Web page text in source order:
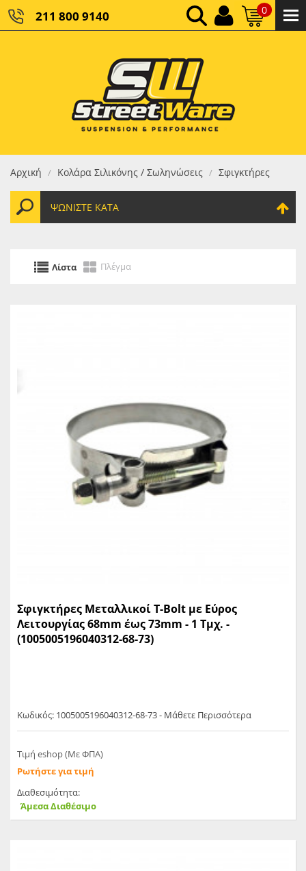
211 800 9140 0
ΚΑΘΑΡΌ ΣΎΝΟΛΟ:
ΤΕΛΙΚΌ ΣΎΝΟΛΟ:0,00 €
Αρχική / Κολάρα Σιλικόνης / Σωληνώσεις / Σφιγκτήρες
ΨΩΝΊΣΤΕ ΚΑΤΆ
Λίστα Πλέγμα
Σφιγκτήρες Μεταλλικοί T-Bolt με Εύρος
Λειτουργίας 68mm έως 73mm - 1 Τμχ. -
(1005005196040312-68-73)
Κωδικός: 1005005196040312-68-73 - Μάθετε Περισσότερα
Τιμή eshop (Με ΦΠΑ)
Ρωτήστε για τιμή
Διαθεσιμότητα:
Άμεσα Διαθέσιμο